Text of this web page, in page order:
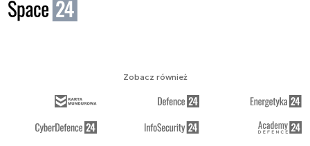
Zobacz również